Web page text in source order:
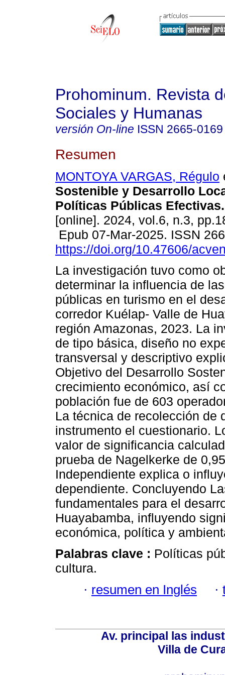
Prohominum. Revista
Sociales y Humanas
versión On-line ISSN 2665-0169
Resumen
MONTOYA VARGAS, Régulo
Sostenible y Desarrollo
Políticas Públicas Efectivas.
[online]. 2024, vol.6, n.3,
Epub 07-Mar-2025. ISSN
https://doi.org/10.47606/
La investigación tuvo como
determinar la influencia de
públicas en turismo en el
corredor Kuélap- Valle de
región Amazonas, 2023. La
de tipo básica, diseño no
transversal y descriptivo
Objetivo del Desarrollo
crecimiento económico, así
población fue de 603
La técnica de recolección de
instrumento el cuestionario.
valor de significancia
prueba de Nagelkerke de
Independiente explica o
dependiente. Concluyendo
fundamentales para el
Huayabamba, influyendo
económica, política y
Palabras clave : Políticas
cultura.
· resumen en Inglés ·
Av. principal las
Villa de